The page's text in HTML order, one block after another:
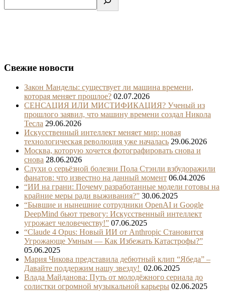
Свежие новости
Закон Манделы: существует ли машина времени,
которая меняет прошлое? 02.07.2026
СЕНСАЦИЯ ИЛИ МИСТИФИКАЦИЯ? Ученый из
прошлого заявил, что машину времени создал Никола
Тесла 29.06.2026
Искусственный интеллект меняет мир: новая
технологическая революция уже началась 29.06.2026
Москва, которую хочется фотографировать снова и
снова 28.06.2026
Слухи о серьёзной болезни Пола Стэнли взбудоражили
фанатов: что известно на данный момент 06.04.2026
“ИИ на грани: Почему разработанные модели готовы на
крайние меры ради выживания?” 30.06.2025
“Бывшие и нынешние сотрудники OpenAI и Google
DeepMind бьют тревогу: Искусственный интеллект
угрожает человечеству!” 07.06.2025
“Claude 4 Opus: Новый ИИ от Anthropic Становится
Угрожающе Умным — Как Избежать Катастрофы?”
05.06.2025
Мария Чикова представила дебютный клип “Ябеда” –
Давайте поддержим нашу звезду! 02.06.2025
Влада Майданова: Путь от молодёжного сериала до
солистки огромной музыкальной карьеры 02.06.2025